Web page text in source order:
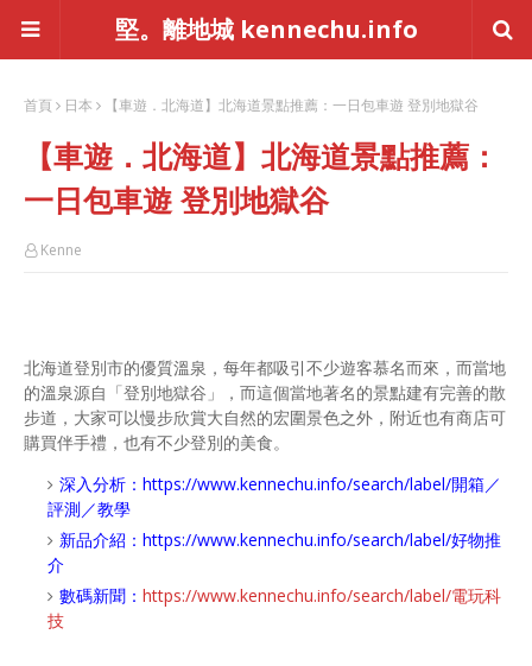
堅。離地城 kennechu.info
首頁 日本 【車遊．北海道】北海道景點推薦：一日包車遊 登別地獄谷
【車遊．北海道】北海道景點推薦：
一日包車遊 登別地獄谷
Kenne
北海道登別市的優質溫泉，每年都吸引不少遊客慕名而來，而當地
的溫泉源自「登別地獄谷」，而這個當地著名的景點建有完善的散
步道，大家可以慢步欣賞大自然的宏圍景色之外，附近也有商店可
購買伴手禮，也有不少登別的美食。
深入分析： https://www.kennechu.info/search/label/開箱／
評測／教學
新品介紹： https://www.kennechu.info/search/label/好物推
介
數碼新聞： https://www.kennechu.info/search/label/電玩科
技